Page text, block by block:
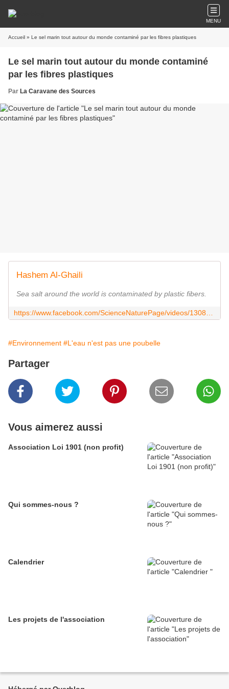
MENU
Accueil » Le sel marin tout autour du monde contaminé par les fibres plastiques
Le sel marin tout autour du monde contaminé
par les fibres plastiques
Par La Caravane des Sources
Hashem Al-Ghaili
Sea salt around the world is contaminated by plastic fibers.
#Environnement #L'eau n'est pas une poubelle
Partager
Vous aimerez aussi
Association Loi 1901 (non profit)
Qui sommes-nous ?
Calendrier
Les projets de l'association